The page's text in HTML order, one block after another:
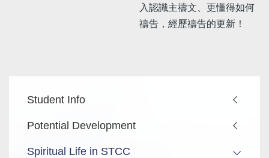
入認識主禱文、更懂得如何
禱告，經歷禱告的更新！
navigation
Student Info
Potential Development
Spiritual Life in STCC